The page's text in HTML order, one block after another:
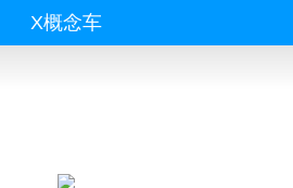
X概念车